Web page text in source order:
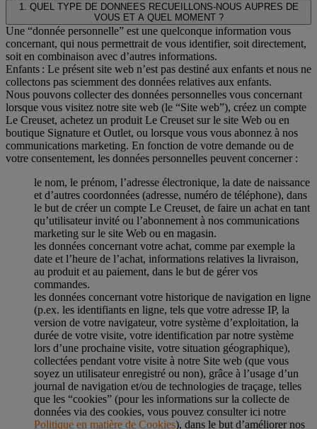
1. QUEL TYPE DE DONNEES RECUEILLONS-NOUS AUPRES DE
VOUS ET A QUEL MOMENT ?
Une “donnée personnelle” est une quelconque information vous
concernant, qui nous permettrait de vous identifier, soit directement,
soit en combinaison avec d’autres informations.
Enfants : Le présent site web n’est pas destiné aux enfants et nous ne
collectons pas sciemment des données relatives aux enfants.
Nous pouvons collecter des données personnelles vous concernant
lorsque vous visitez notre site web (le “Site web”), créez un compte
Le Creuset, achetez un produit Le Creuset sur le site Web ou en
boutique Signature et Outlet, ou lorsque vous vous abonnez à nos
communications marketing. En fonction de votre demande ou de
votre consentement, les données personnelles peuvent concerner :
le nom, le prénom, l’adresse électronique, la date de naissance
et d’autres coordonnées (adresse, numéro de téléphone), dans
le but de créer un compte Le Creuset, de faire un achat en tant
qu’utilisateur invité ou l’abonnement à nos communications
marketing sur le site Web ou en magasin.
les données concernant votre achat, comme par exemple la
date et l’heure de l’achat, informations relatives la livraison,
au produit et au paiement, dans le but de gérer vos
commandes.
les données concernant votre historique de navigation en ligne
(p.ex. les identifiants en ligne, tels que votre adresse IP, la
version de votre navigateur, votre système d’exploitation, la
durée de votre visite, votre identification par notre système
lors d’une prochaine visite, votre situation géographique),
collectées pendant votre visite à notre Site web (que vous
soyez un utilisateur enregistré ou non), grâce à l’usage d’un
journal de navigation et/ou de technologies de traçage, telles
que les “cookies” (pour les informations sur la collecte de
données via des cookies, vous pouvez consulter ici notre
Politique en matière de Cookies), dans le but d’améliorer nos